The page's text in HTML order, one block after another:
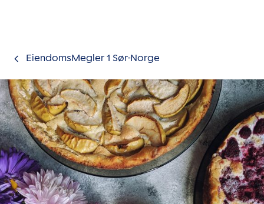
EiendomsMegler 1 Sør-Norge